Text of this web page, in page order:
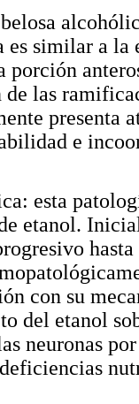
es similar a la
porción
las
presenta
e
esta
etanol.
con su
del etanol
neuronas